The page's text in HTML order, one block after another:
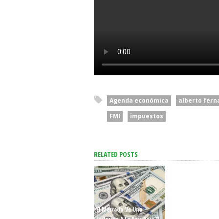
Agenda económica alberto
FMI
impuestos
RELATED POSTS
El Mercado Ve Una